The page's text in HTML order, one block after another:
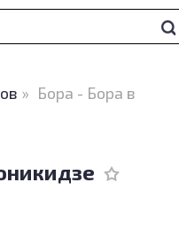
» Бора - Бора в